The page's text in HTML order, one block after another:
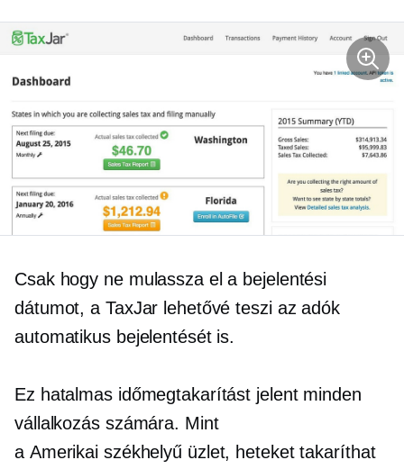
Csak hogy ne mulassza el a bejelentési
dátumot, a TaxJar lehetővé teszi az adók
automatikus bejelentését is.
Ez hatalmas időmegtakarítást jelent minden
vállalkozás számára. Mint
a Amerikai székhelyű üzlet, heteket takaríthat